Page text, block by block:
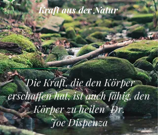
Kraft aus der Natur
"Die Kraft, die den Körper
erschaffen hat, ist auch fähig, den
Körper zu heilen" Dr.
Joe Dispenza